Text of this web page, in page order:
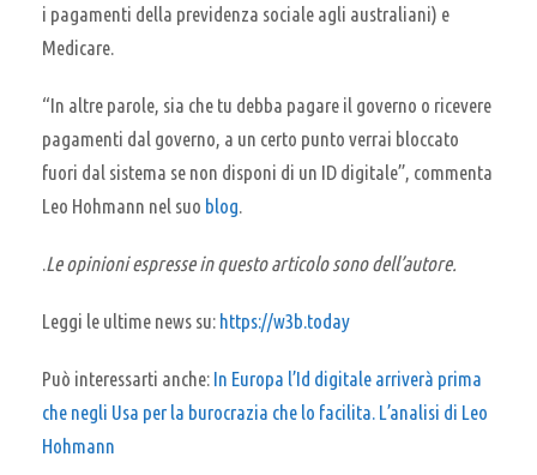
i pagamenti della previdenza sociale agli australiani) e
Medicare.
“In altre parole, sia che tu debba pagare il governo o ricevere
pagamenti dal governo, a un certo punto verrai bloccato
fuori dal sistema se non disponi di un ID digitale”, commenta
Leo Hohmann nel suo blog.
.Le opinioni espresse in questo articolo sono dell’autore.
Leggi le ultime news su: https://w3b.today
Può interessarti anche: In Europa l’Id digitale arriverà prima
che negli Usa per la burocrazia che lo facilita. L’analisi di Leo
Hohmann